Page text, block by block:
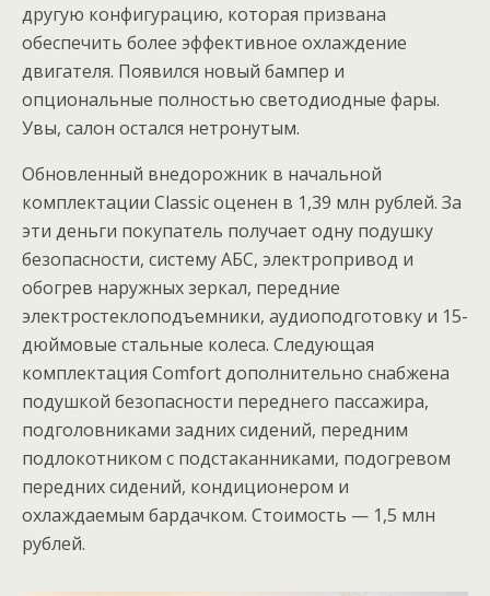
другую конфигурацию, которая призвана
обеспечить более эффективное охлаждение
двигателя. Появился новый бампер и
опциональные полностью светодиодные фары.
Увы, салон остался нетронутым.
Обновленный внедорожник в начальной
комплектации Classic оценен в 1,39 млн рублей. За
эти деньги покупатель получает одну подушку
безопасности, систему АБС, электропривод и
обогрев наружных зеркал, передние
электростеклоподъемники, аудиоподготовку и 15-
дюймовые стальные колеса. Следующая
комплектация Comfort дополнительно снабжена
подушкой безопасности переднего пассажира,
подголовниками задних сидений, передним
подлокотником с подстаканниками, подогревом
передних сидений, кондиционером и
охлаждаемым бардачком. Стоимость — 1,5 млн
рублей.